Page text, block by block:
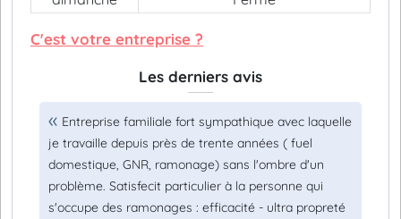
C'est votre entreprise ?
Les derniers avis
Entreprise familiale fort sympathique avec laquelle
je travaille depuis près de trente années ( fuel
domestique, GNR, ramonage) sans l'ombre d'un
problème. Satisfecit particulier à la personne qui
s'occupe des ramonages : efficacité - ultra propreté